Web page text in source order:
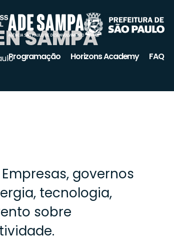
Programação Horizons Academy FAQ
SAMPA
governos
tecnologia,
sobre